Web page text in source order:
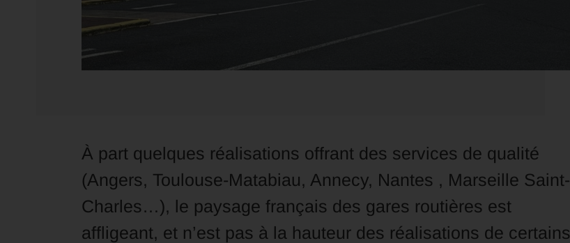
À part quelques réalisations offrant des services de qualité
(Angers, Toulouse-Matabiau, Annecy, Nantes , Marseille Saint-
Charles…), le paysage français des gares routières est
affligeant, et n’est pas à la hauteur des réalisations de certains